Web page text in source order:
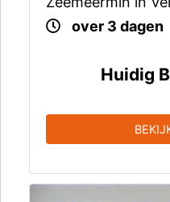
over 3 dagen
Huidig